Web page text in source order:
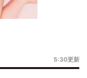
5:30更新